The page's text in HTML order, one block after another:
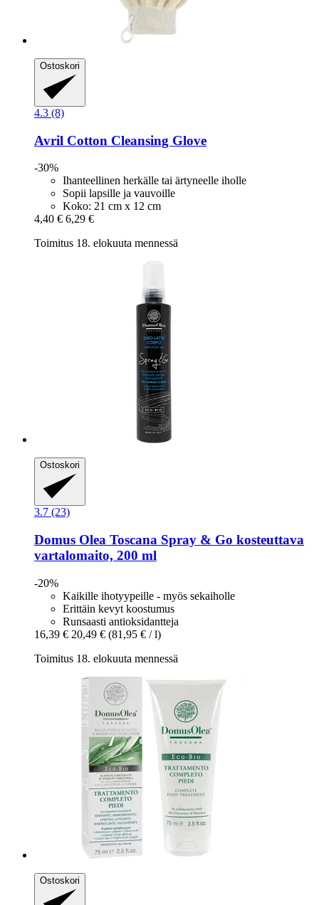
Ostoskori
4.3 (8)
Avril Cotton Cleansing Glove
-30%
Ihanteellinen herkälle tai ärtyneelle iholle
Sopii lapsille ja vauvoille
Koko: 21 cm x 12 cm
4,40 € 6,29 €
Toimitus 18. elokuuta mennessä
Ostoskori
3.7 (23)
Domus Olea Toscana Spray & Go kosteuttava
vartalomaito, 200 ml
-20%
Kaikille ihotyypeille - myös sekaiholle
Erittäin kevyt koostumus
Runsaasti antioksidantteja
16,39 € 20,49 € (81,95 € / l)
Toimitus 18. elokuuta mennessä
Ostoskori